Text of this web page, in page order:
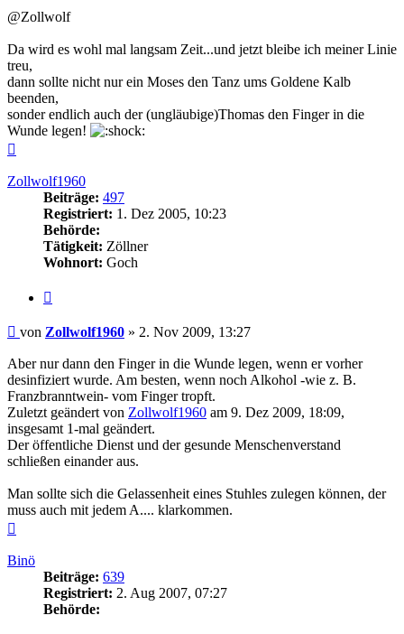
@Zollwolf
Da wird es wohl mal langsam Zeit...und jetzt bleibe ich meiner Linie
treu,
dann sollte nicht nur ein Moses den Tanz ums Goldene Kalb
beenden,
sonder endlich auch der (ungläubige)Thomas den Finger in die
Wunde legen!
Zollwolf1960
Beiträge: 497
Registriert: 1. Dez 2005, 10:23
Behörde:
Tätigkeit: Zöllner
Wohnort: Goch
Beitrag
von Zollwolf1960 » 2. Nov 2009, 13:27
Aber nur dann den Finger in die Wunde legen, wenn er vorher
desinfiziert wurde. Am besten, wenn noch Alkohol -wie z. B.
Franzbranntwein- vom Finger tropft.
Zuletzt geändert von Zollwolf1960 am 9. Dez 2009, 18:09,
insgesamt 1-mal geändert.
Der öffentliche Dienst und der gesunde Menschenverstand
schließen einander aus.
Man sollte sich die Gelassenheit eines Stuhles zulegen können, der
muss auch mit jedem A.... klarkommen.
Binö
Beiträge: 639
Registriert: 2. Aug 2007, 07:27
Behörde: